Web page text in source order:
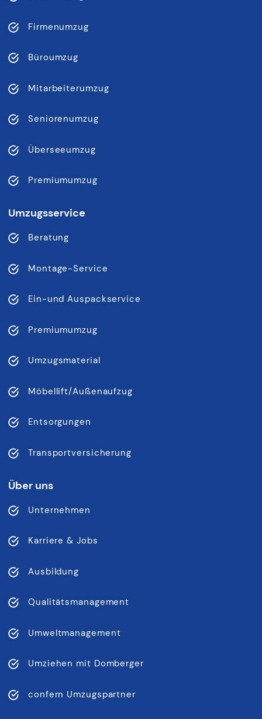
Firmenumzug
Büroumzug
Mitarbeiterumzug
Seniorenumzug
Überseeumzug
Premiumumzug
Umzugsservice
Beratung
Montage-Service
Ein-und Auspackservice
Premiumumzug
Umzugsmaterial
Möbellift/Außenaufzug
Entsorgungen
Transportversicherung
Über uns
Unternehmen
Karriere & Jobs
Ausbildung
Qualitätsmanagement
Umweltmanagement
Umziehen mit Domberger
confern Umzugspartner